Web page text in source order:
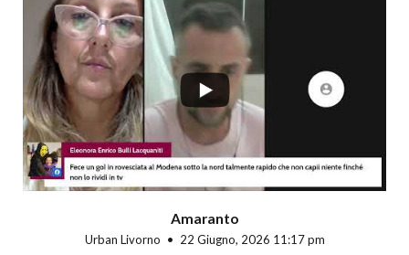
Amaranto
Urban Livorno 22 Giugno, 2026 11:17 pm